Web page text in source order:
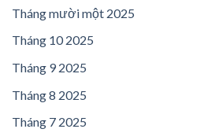
Tháng mười một 2025
Tháng 10 2025
Tháng 9 2025
Tháng 8 2025
Tháng 7 2025